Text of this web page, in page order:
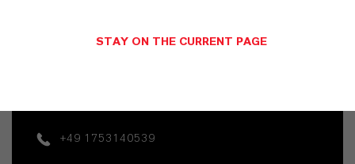
+49 1753140539
STAY ON THE CURRENT PAGE